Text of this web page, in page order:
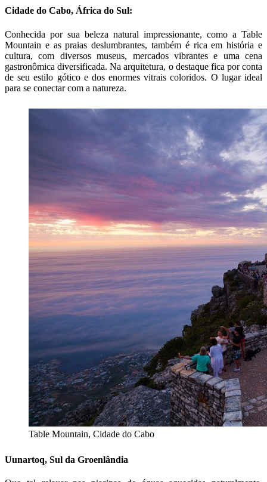
Cidade do Cabo, África do Sul:
Conhecida por sua beleza natural impressionante, como a Table
Mountain e as praias deslumbrantes, também é rica em história e
cultura, com diversos museus, mercados vibrantes e uma cena
gastronômica diversificada. Na arquitetura, o destaque fica por conta
de seu estilo gótico e dos enormes vitrais coloridos. O lugar ideal
para se conectar com a natureza.
Table Mountain, Cidade do Cabo
Uunartoq, Sul da Groenlândia